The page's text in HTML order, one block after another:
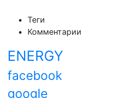
Теги
Комментарии
ENERGY
facebook
google